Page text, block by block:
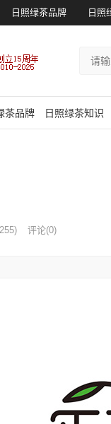
日照绿茶品牌 日照
茶品牌 日照绿茶知识
评论(0)